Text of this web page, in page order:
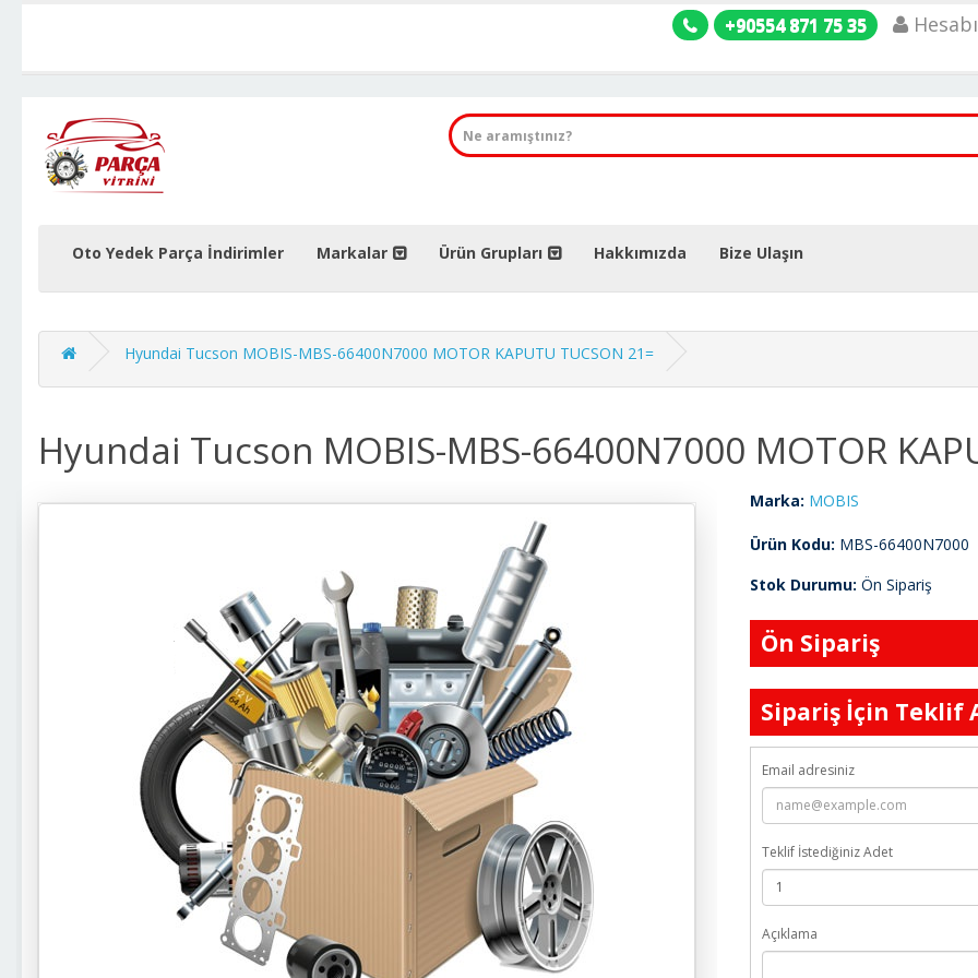
+90554 871 75 35
Oto Yedek Parça İndirimler Markalar Ürün Grupları Hakkımızda Bize Ulaşın
Hyundai Tucson MOBIS-MBS-66400N7000 MOTOR KAPUTU TUCSON 21=
Hyundai Tucson MOBIS-MBS-66400N7000 MOTOR
Marka: MOBIS
Ürün Kodu: MBS-66400N7000
Stok Durumu: Ön Sipariş
Ön Sipariş
Sipariş İçin Teklif
Email adresiniz
Teklif İstediğiniz Adet
Açıklama